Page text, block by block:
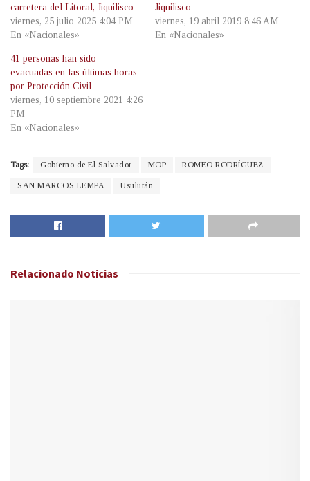
carretera del Litoral, Jiquilisco
viernes, 25 julio 2025 4:04 PM
En «Nacionales»
Jiquilisco
viernes, 19 abril 2019 8:46 AM
En «Nacionales»
41 personas han sido
evacuadas en las últimas horas
por Protección Civil
viernes, 10 septiembre 2021 4:26
PM
En «Nacionales»
Tags: Gobierno de El Salvador MOP ROMEO RODRÍGUEZ
SAN MARCOS LEMPA Usulután
Relacionado Noticias